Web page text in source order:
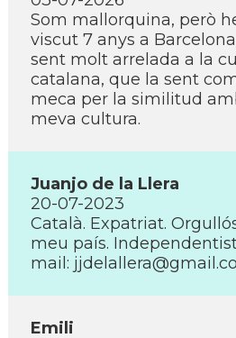
Som mallorquina, però
viscut 7 anys a
sent molt arrelada a la
catalana, que la sent
meca per la similitud
meva cultura.
Juanjo de la Llera
20-07-2023
Català. Expatriat.
meu paí­s.
mail:
Emili